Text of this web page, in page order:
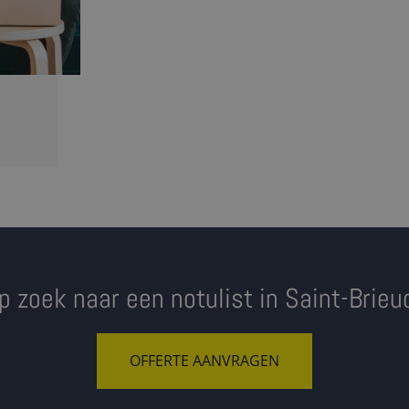
zoek naar een notulist in Saint-
OFFERTE AANVRAGEN